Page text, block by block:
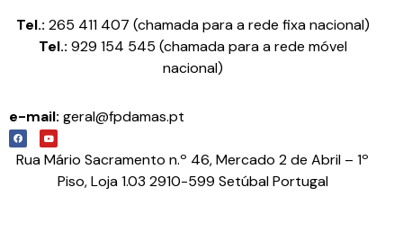
Tel.: 265 411 407 (chamada para a rede fixa nacional)
Tel.: 929 154 545 (chamada para a rede móvel
nacional)
e-mail: geral@fpdamas.pt
Rua Mário Sacramento n.º 46, Mercado 2 de Abril – 1º
Piso, Loja 1.03 2910-599 Setúbal Portugal